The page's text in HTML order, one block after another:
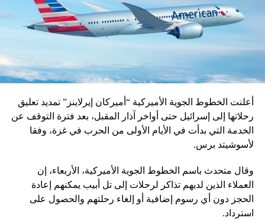
أعلنت الخطوط الجوية الأميركية “أميركان إيرلاينز” تمديد تعليق
رحلاتها إلى إسرائيل حتى أواخر آذار المقبل، بعد فترة التوقف عن
الخدمة التي بدأت في الأيام الأولى من الحرب في غزة، وفقا
لأسوشيتد برس.
وقال متحدث باسم الخطوط الجوية الأميركية، الأربعاء، إن
العملاء الذين لديهم تذاكر لرحلات إلى تل أبيب يمكنهم إعادة
الحجز دون أي رسوم إضافية أو إلغاء رحلتهم والحصول على
استرداد.